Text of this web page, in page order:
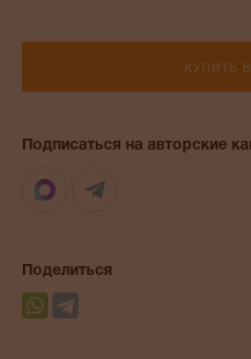
КУПИТЬ
Подписаться на авторские
Max
Поделиться